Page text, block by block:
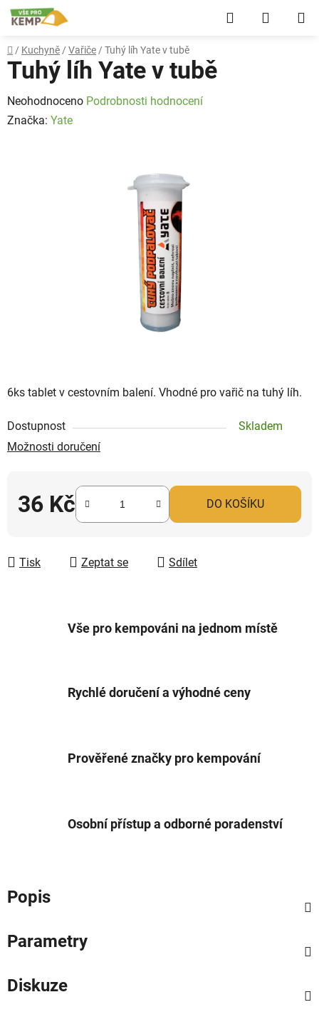
Přejít
na
Hledat
Domů
/ Kuchyně / Vařiče / Tuhý líh Yate v tubě
6ks tablet v cestovním balení. Vhodné pro vařič na tuhý líh.
Dostupnost
Skladem
Možnosti doručení
36 Kč
Měrná cena:
DO KOŠÍKU
Tisk Zeptat se Sdílet
Tuhý líh Yate v tubě
Průměrné
hodnocení
Neohodnoceno Podrobnosti hodnocení
Značka: Yate
Vše pro kempováni na jednom místě
Rychlé doručení a výhodné ceny
Prověřené značky pro kempování
Osobní přístup a odborné poradenství
Popis
Parametry
Diskuze